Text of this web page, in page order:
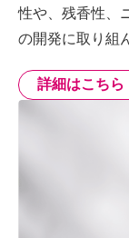
性や、残香性、
の開発に取り組
詳細はこちら